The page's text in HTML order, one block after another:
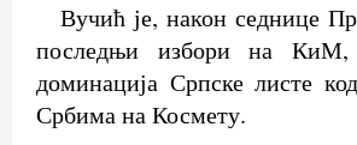
Вучић је, након седнице
последњи избори на КиМ,
доминација Српске листе
Србима на Космету.